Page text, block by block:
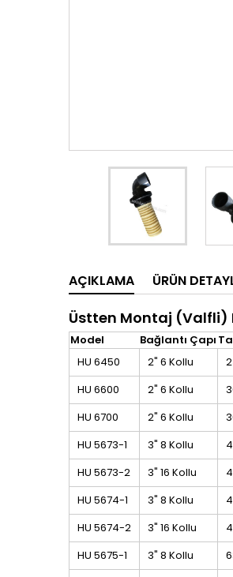
AÇIKLAMA ÜRÜN
Üstten Montaj (Valfli)
Model Bağlantı Çapı
HU 6450
2" 6 Kollu
HU 6600
2" 6 Kollu
HU 6700
2" 6 Kollu
HU 5673-1
3" 8 Kollu
HU 5673-2
3" 16 Kollu
HU 5674-1
3" 8 Kollu
HU 5674-2
3" 16 Kollu
HU 5675-1
3" 8 Kollu